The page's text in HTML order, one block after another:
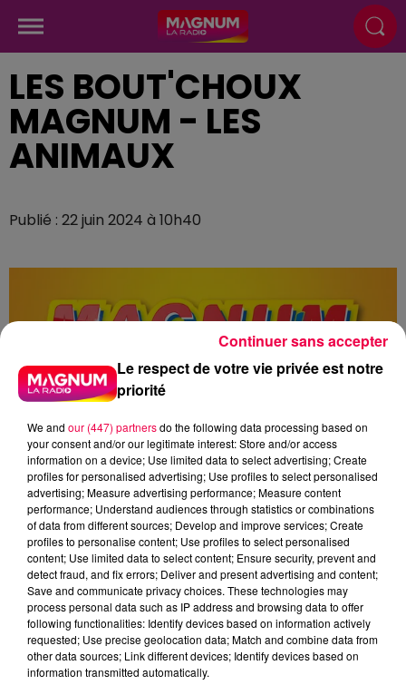
LES BOUT'CHOUX
MAGNUM - LES
ANIMAUX
Publié : 22 juin 2024 à 10h40
Le respect de votre vie privée est notre
priorité
We and our (447) partnersdo the following data processing based on
your consent and/or our legitimate interest: Store and/or access
information on a device; Use limited data to select advertising; Create
profiles for personalised advertising; Use profiles to select personalised
advertising; Measure advertising performance; Measure content
performance; Understand audiences through statistics or combinations
of data from different sources; Develop and improve services; Create
profiles to personalise content; Use profiles to select personalised
content; Use limited data to select content; Ensure security, prevent and
detect fraud, and fix errors; Deliver and present advertising and content;
Save and communicate privacy choices. These technologies may
process personal data such as IP address and browsing data to offer
following functionalities: Identify devices based on information actively
requested; Use precise geolocation data; Match and combine data from
other data sources; Link different devices; Identify devices based on
information transmitted automatically.
Continuer sans accepter